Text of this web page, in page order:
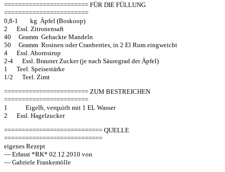
======================== FÜR DIE FÜLLUNG
========================
0,8-1 kg Äpfel (Boskoop)
2 Essl. Zitronensaft
40 Gramm Gehackte Mandeln
50 Gramm Rosinen oder Cranberries, in 2 El Rum eingweicht
4 Essl. Ahornsirup
2-4 Essl. Brauner Zucker (je nach Säuregrad der Äpfel)
1 Teel. Speisestärke
1/2 Teel. Zimt
======================== ZUM BESTREICHEN
========================
1 Eigelb, verquirlt mit 1 EL Wasser
2 Essl. Hagelzucker
============================ QUELLE
============================
eigenes Rezept
— Erfasst *RK* 02.12.2010 von
— Gabriele Frankemölle